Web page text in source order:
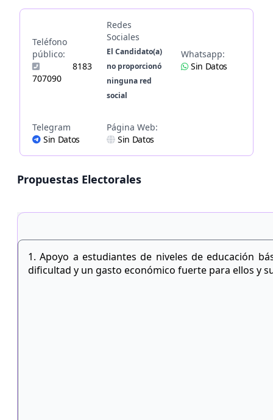
Teléfono
público:
8183
707090
Redes
Sociales
El Candidato(a)
no proporcionó
ninguna red
social
Whatsapp:
Sin Datos
Telegram
Sin Datos
Página Web:
Sin Datos
Propuestas Electorales
1. Apoyo a estudiantes de niveles de educación
dificultad y un gasto económico fuerte para ellos y